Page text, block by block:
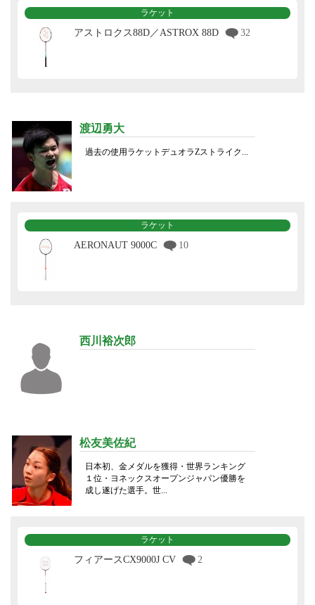
ラケット
アストロクス88D／ASTROX 88D 32
渡辺勇大
過去の使用ラケットデュオラZストライク...
ラケット
AERONAUT 9000C 10
西川裕次郎
松友美佐紀
日本初、金メダルを獲得・世界ランキング
１位・ヨネックスオープンジャパン優勝を
成し遂げた選手。世...
ラケット
フィアースCX9000J CV 2